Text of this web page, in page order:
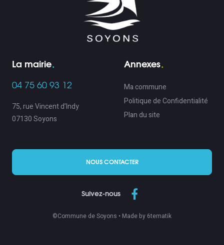
La mairie
04 75 60 93 12
75, rue Vincent d’Indy
07130 Soyons
Annexes
Ma commune
Politique de Confidentialité
Plan du site
NOUS CONTACTER
Suivez-nous
©Commune de Soyons • Made by 6tematik